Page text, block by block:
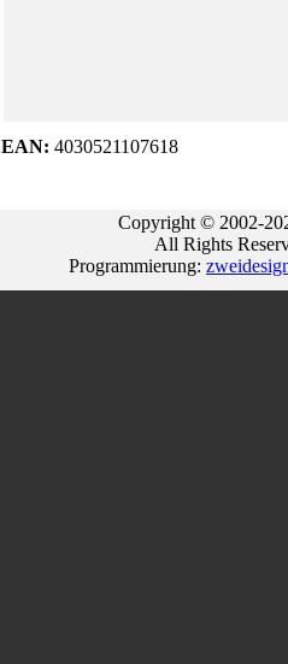
EAN: 4030521107618
Copyright © 2002-
All Rights
Programmierung: